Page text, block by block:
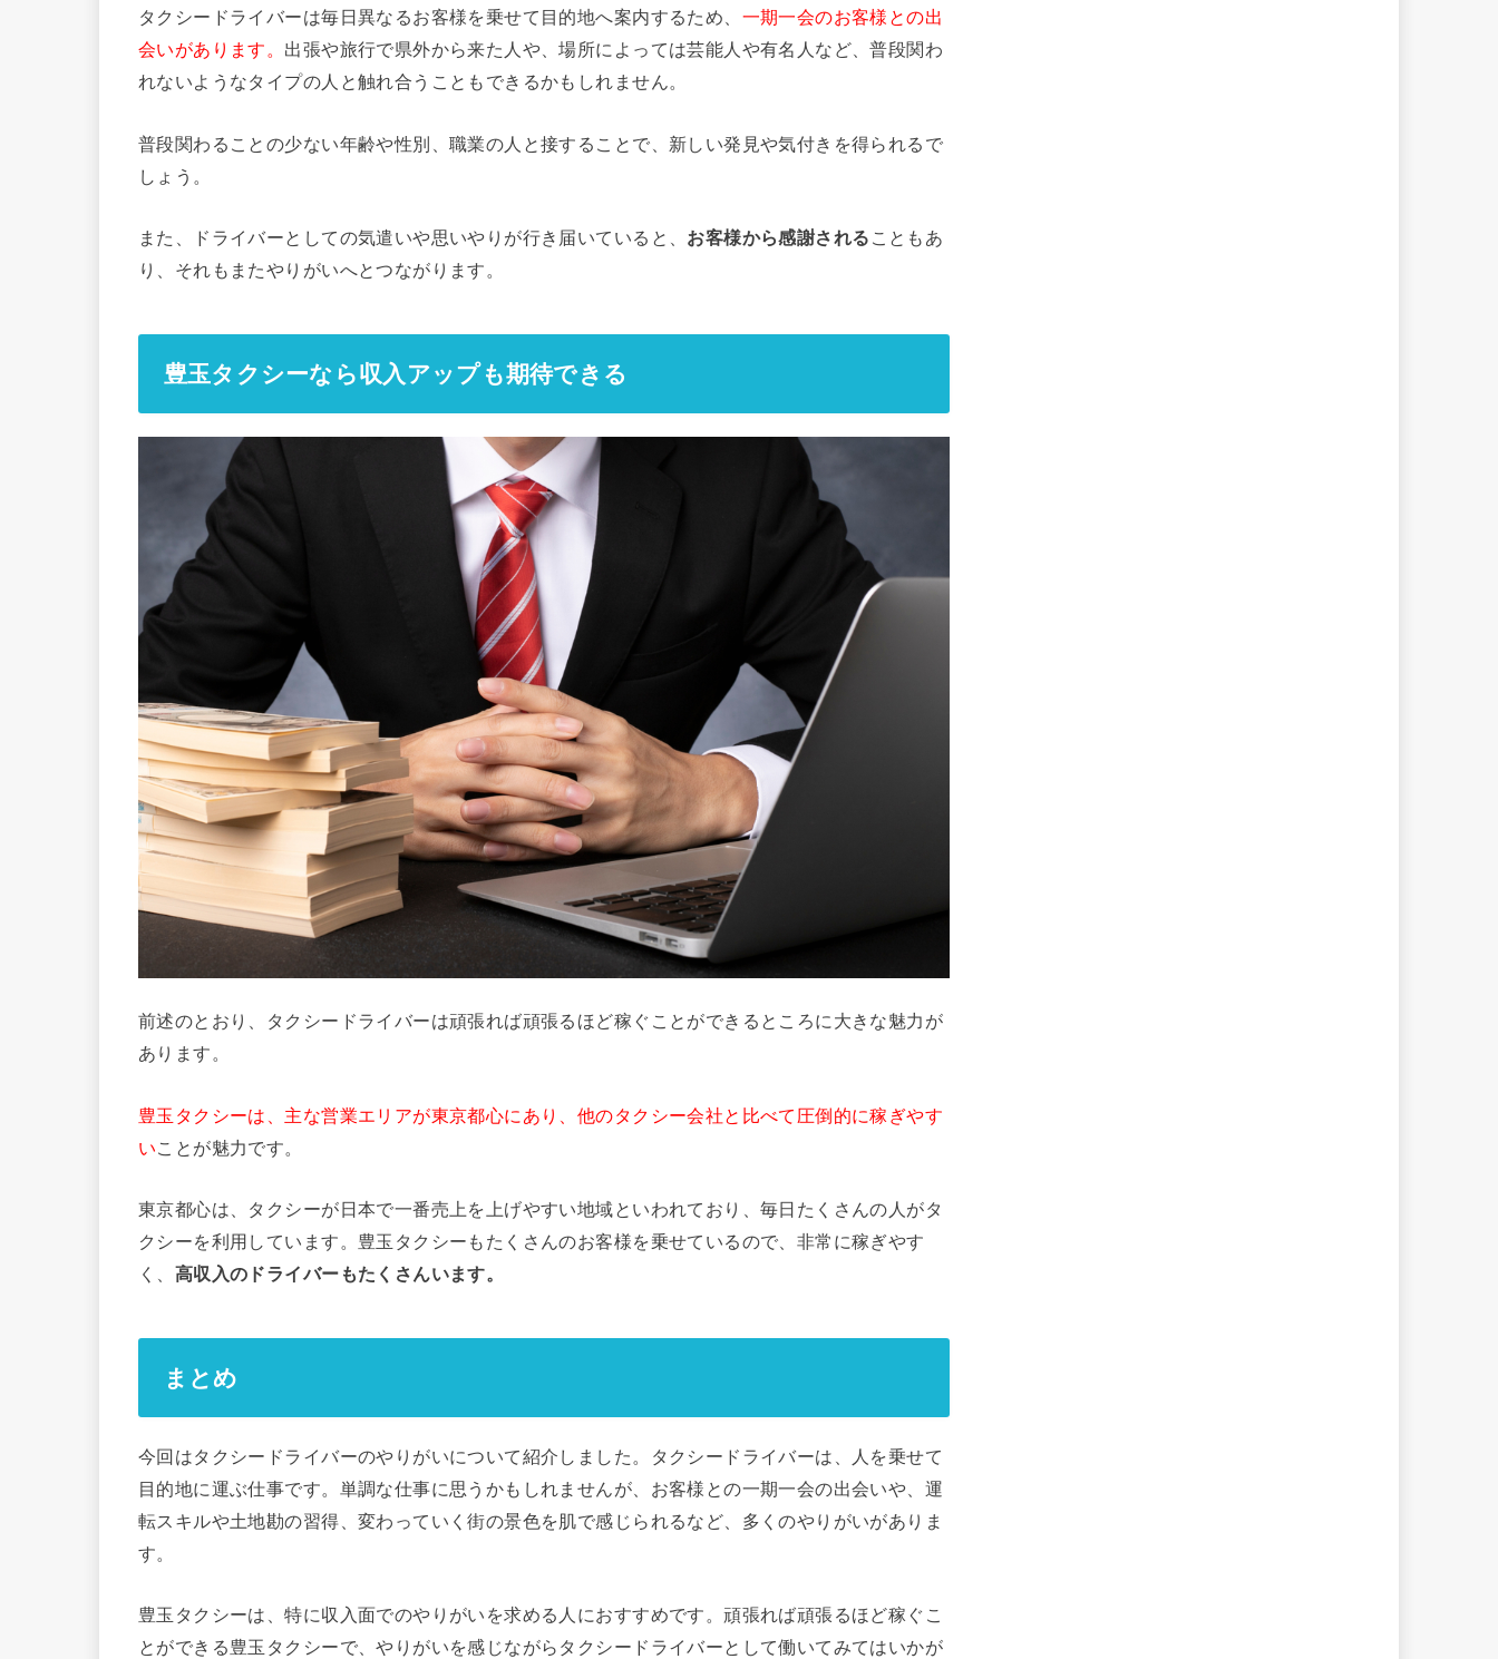
タクシードライバーは毎日異なるお客様を乗せて目的地へ案内するため、 一期一会のお客様との出
会いがあります。 出張や旅行で県外から来た人や、場所によっては芸能人や有名人など、普段関わ
れないようなタイプの人と触れ合うこともできるかもしれません。
普段関わることの少ない年齢や性別、職業の人と接することで、新しい発見や気付きを得られるで
しょう。
また、ドライバーとしての気遣いや思いやりが行き届いていると、 お客様から感謝される こともあ
り、それもまたやりがいへとつながります。
豊玉タクシーなら収入アップも期待できる
前述のとおり、タクシードライバーは頑張れば頑張るほど稼ぐことができるところに大きな魅力が
あります。
豊玉タクシーは、主な営業エリアが東京都心にあり、他のタクシー会社と比べて圧倒的に稼ぎやす
い ことが魅力です。
東京都心は、タクシーが日本で一番売上を上げやすい地域といわれており、毎日たくさんの人がタ
クシーを利用しています。豊玉タクシーもたくさんのお客様を乗せているので、非常に稼ぎやす
く、 高収入のドライバーもたくさんいます。
まとめ
今回はタクシードライバーのやりがいについて紹介しました。タクシードライバーは、人を乗せて
目的地に運ぶ仕事です。単調な仕事に思うかもしれませんが、お客様との一期一会の出会いや、運
転スキルや土地勘の習得、変わっていく街の景色を肌で感じられるなど、多くのやりがいがありま
す。
豊玉タクシーは、特に収入面でのやりがいを求める人におすすめです。頑張れば頑張るほど稼ぐこ
とができる豊玉タクシーで、やりがいを感じながらタクシードライバーとして働いてみてはいかが